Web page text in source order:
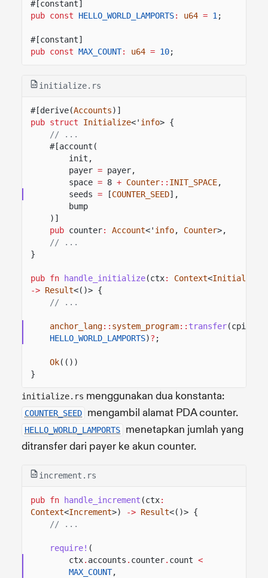
#[constant]
pub const
HELLO_WORLD_LAMPORTS: u64 = 1 ;
#[constant]
pub const MAX_COUNT: u64 = 10;
initialize.rs
#[derive(Accounts)]
pub struct
Initialize<' info> {
// ...
#[account(
init,
payer = payer,
space = 8 + Counter:: INIT_SPACE,
seeds = [COUNTER_SEED],
bump
)]
pub counter: Account<' info, Counter>,
// ...
}
pub fn handle_initialize(ctx: Context<Initialize
-> Result<()> {
// ...
anchor_lang:: system_program:: transfer
HELLO_WORLD_LAMPORTS)? ;
Ok(())
}
initialize.rs menggunakan dua konstanta:
COUNTER_SEED mengambil alamat PDA counter.
HELLO_WORLD_LAMPORTS
menetapkan jumlah yang
ditransfer dari payer ke akun counter.
increment.rs
pub fn handle_increment (ctx:
Context<Increment>) -> Result<()> {
// ...
require! (
ctx. accounts . counter. count <
MAX_COUNT,